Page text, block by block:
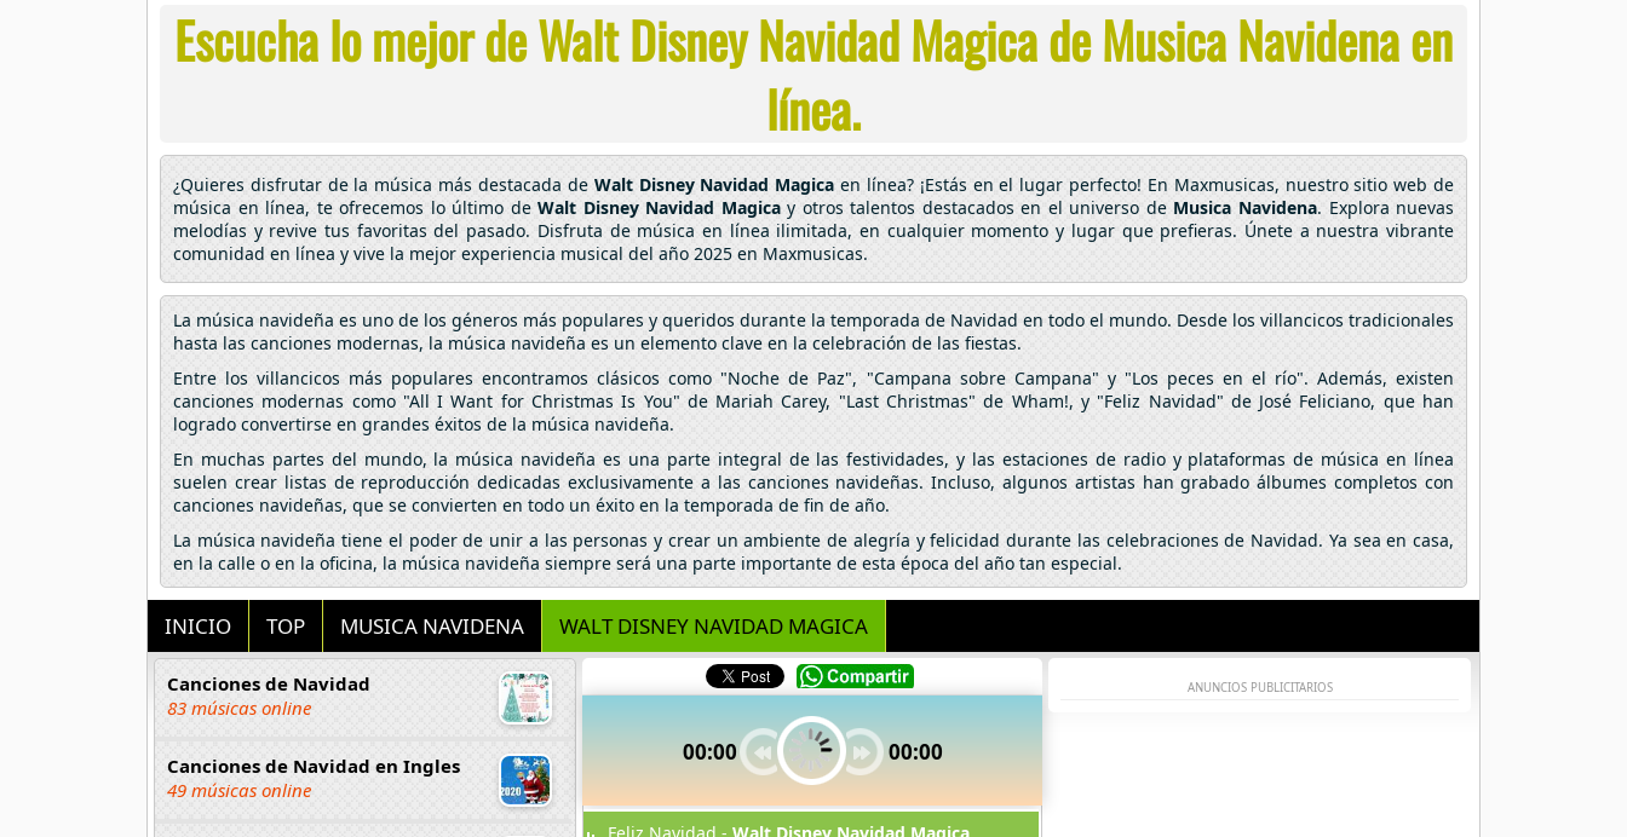
Escucha lo mejor de Walt Disney Navidad Magica de Musica Navidena en
línea.
¿Quieres disfrutar de la música más destacada de Walt Disney Navidad Magica en línea? ¡Estás en el lugar perfecto! En Maxmusicas, nuestro sitio web de
música en línea, te ofrecemos lo último deWalt Disney Navidad Magicay otros talentos destacados en el universo de Musica Navidena. Explora nuevas
melodías y revive tus favoritas del pasado. Disfruta de música en línea ilimitada, en cualquier momento y lugar que prefieras. Únete a nuestra vibrante
comunidad en línea y vive la mejor experiencia musical del año 2025 en Maxmusicas.
La música navideña es uno de los géneros más populares y queridos durante la temporada de Navidad en todo el mundo. Desde los villancicos tradicionales
hasta las canciones modernas, la música navideña es un elemento clave en la celebración de las fiestas.
Entre los villancicos más populares encontramos clásicos como "Noche de Paz", "Campana sobre Campana" y "Los peces en el río". Además, existen
canciones modernas como "All I Want for Christmas Is You" de Mariah Carey, "Last Christmas" de Wham!, y "Feliz Navidad" de José Feliciano, que han
logrado convertirse en grandes éxitos de la música navideña.
En muchas partes del mundo, la música navideña es una parte integral de las festividades, y las estaciones de radio y plataformas de música en línea
suelen crear listas de reproducción dedicadas exclusivamente a las canciones navideñas. Incluso, algunos artistas han grabado álbumes completos con
canciones navideñas, que se convierten en todo un éxito en la temporada de fin de año.
La música navideña tiene el poder de unir a las personas y crear un ambiente de alegría y felicidad durante las celebraciones de Navidad. Ya sea en casa,
en la calle o en la oficina, la música navideña siempre será una parte importante de esta época del año tan especial.
INICIO TOP MUSICA NAVIDENA WALT DISNEY NAVIDAD MAGICA
Canciones de Navidad
83 músicas online
Canciones de Navidad en Ingles
49 músicas online
00:00 00:00
Feliz Navidad - Walt Disney Navidad Magica
ANUNCIOS PUBLICITARIOS